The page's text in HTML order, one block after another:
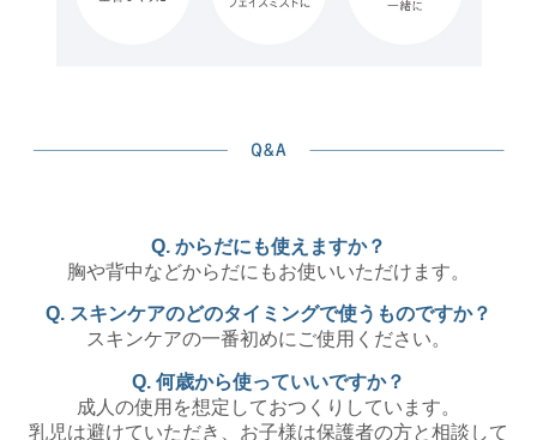
Q. からだにも使えますか？
胸や背中などからだにもお使いいただけます。
Q. スキンケアのどのタイミングで使うものですか？
スキンケアの一番初めにご使用ください。
Q. 何歳から使っていいですか？
成人の使用を想定しておつくりしています。
乳児は避けていただき、お子様は保護者の方と相談して